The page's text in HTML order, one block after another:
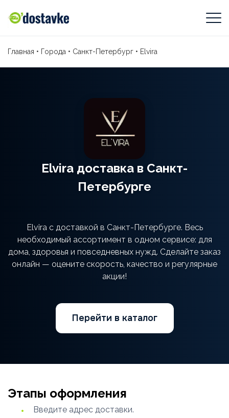
Главная • Города • Санкт-Петербург • Elvira
Elvira доставка в Санкт-
Петербурге
Elvira с доставкой в Санкт-Петербурге. Весь
необходимый ассортимент в одном сервисе: для
дома, здоровья и повседневных нужд. Сделайте заказ
онлайн — оцените скорость, качество и регулярные
акции!
Перейти в каталог
Этапы оформления
Введите адрес доставки.